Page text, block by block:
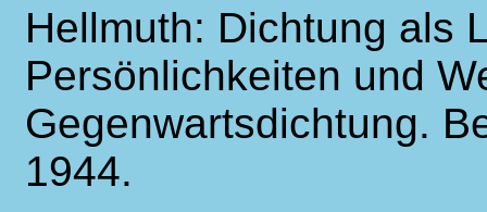
Hellmuth: Dichtung als
Persönlichkeiten und
Gegenwartsdichtung.
1944.